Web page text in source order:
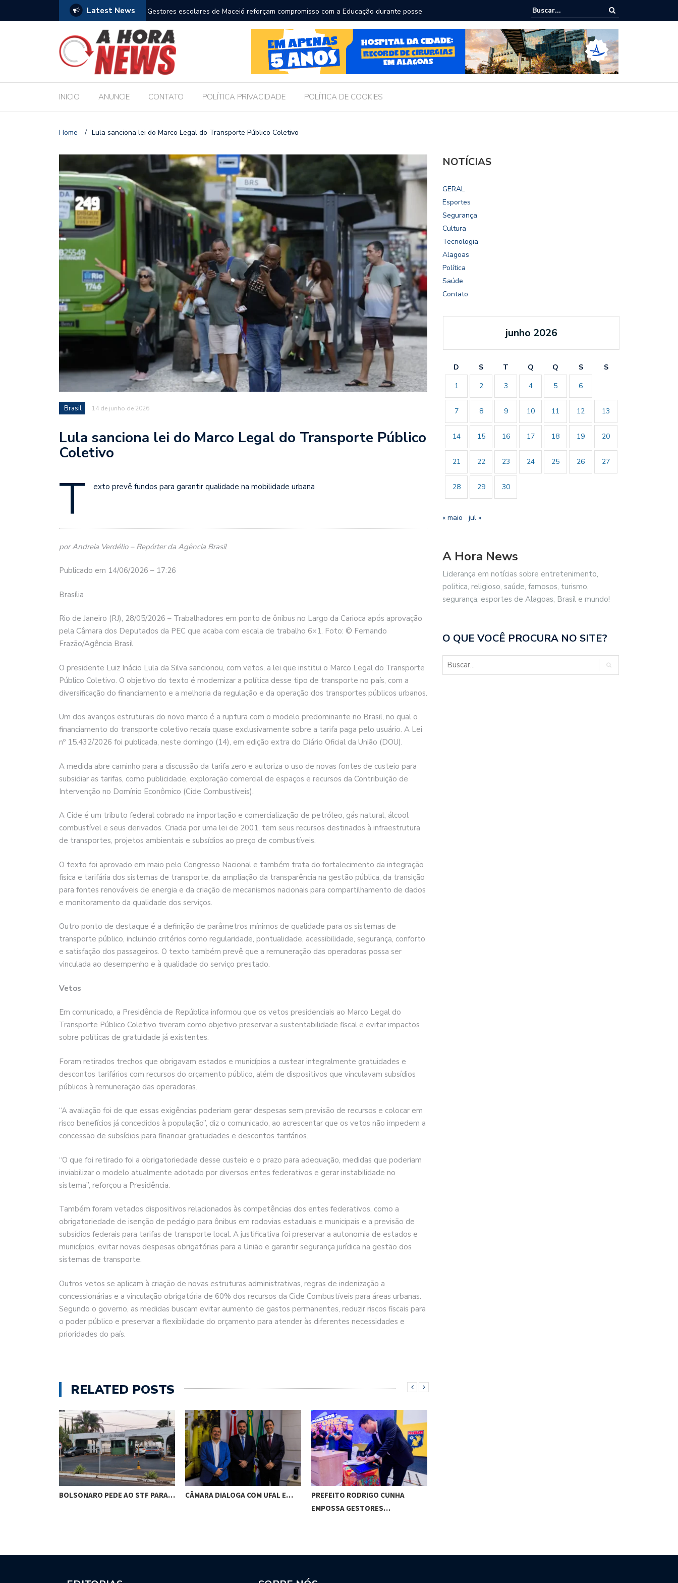
Latest News
com a Educação durante posse Bolsonaro pede ao STF para receber os filhos no Dia dos Pais
Câmara dialoga com UFAL e Faculdade de Coimbra sobre parcerias para
Legislativo
INICIO ANUNCIE CONTATO POLÍTICA PRIVACIDADE POLÍTICA DE COOKIES
Home / Lula sanciona lei do Marco Legal do Transporte Público Coletivo
Brasil 14 de junho de 2026
Lula sanciona lei do Marco Legal do Transporte Público
Coletivo
T exto prevê fundos para garantir qualidade na mobilidade urbana
por Andreia Verdélio – Repórter da Agência Brasil
Publicado em 14/06/2026 – 17:26
Brasília
Rio de Janeiro (RJ), 28/05/2026 – Trabalhadores em ponto de ônibus no Largo da Carioca após aprovação
pela Câmara dos Deputados da PEC que acaba com escala de trabalho 6×1. Foto: © Fernando
Frazão/Agência Brasil
O presidente Luiz Inácio Lula da Silva sancionou, com vetos, a lei que institui o Marco Legal do Transporte
Público Coletivo. O objetivo do texto é modernizar a política desse tipo de transporte no país, com a
diversificação do financiamento e a melhoria da regulação e da operação dos transportes públicos urbanos.
Um dos avanços estruturais do novo marco é a ruptura com o modelo predominante no Brasil, no qual o
financiamento do transporte coletivo recaía quase exclusivamente sobre a tarifa paga pelo usuário. A Lei
nº 15.432/2026 foi publicada, neste domingo (14), em edição extra do Diário Oficial da União (DOU).
A medida abre caminho para a discussão da tarifa zero e autoriza o uso de novas fontes de custeio para
subsidiar as tarifas, como publicidade, exploração comercial de espaços e recursos da Contribuição de
Intervenção no Domínio Econômico (Cide Combustíveis).
A Cide é um tributo federal cobrado na importação e comercialização de petróleo, gás natural, álcool
combustível e seus derivados. Criada por uma lei de 2001, tem seus recursos destinados à infraestrutura
de transportes, projetos ambientais e subsídios ao preço de combustíveis.
O texto foi aprovado em maio pelo Congresso Nacional e também trata do fortalecimento da integração
física e tarifária dos sistemas de transporte, da ampliação da transparência na gestão pública, da transição
para fontes renováveis de energia e da criação de mecanismos nacionais para compartilhamento de dados
e monitoramento da qualidade dos serviços.
Outro ponto de destaque é a definição de parâmetros mínimos de qualidade para os sistemas de
transporte público, incluindo critérios como regularidade, pontualidade, acessibilidade, segurança, conforto
e satisfação dos passageiros. O texto também prevê que a remuneração das operadoras possa ser
vinculada ao desempenho e à qualidade do serviço prestado.
Vetos
Em comunicado, a Presidência de República informou que os vetos presidenciais ao Marco Legal do
Transporte Público Coletivo tiveram como objetivo preservar a sustentabilidade fiscal e evitar impactos
sobre políticas de gratuidade já existentes.
Foram retirados trechos que obrigavam estados e municípios a custear integralmente gratuidades e
descontos tarifários com recursos do orçamento público, além de dispositivos que vinculavam subsídios
públicos à remuneração das operadoras.
“A avaliação foi de que essas exigências poderiam gerar despesas sem previsão de recursos e colocar em
risco benefícios já concedidos à população”, diz o comunicado, ao acrescentar que os vetos não impedem a
concessão de subsídios para financiar gratuidades e descontos tarifários.
“O que foi retirado foi a obrigatoriedade desse custeio e o prazo para adequação, medidas que poderiam
inviabilizar o modelo atualmente adotado por diversos entes federativos e gerar instabilidade no
sistema”, reforçou a Presidência.
Também foram vetados dispositivos relacionados às competências dos entes federativos, como a
obrigatoriedade de isenção de pedágio para ônibus em rodovias estaduais e municipais e a previsão de
subsídios federais para tarifas de transporte local. A justificativa foi preservar a autonomia de estados e
municípios, evitar novas despesas obrigatórias para a União e garantir segurança jurídica na gestão dos
sistemas de transporte.
Outros vetos se aplicam à criação de novas estruturas administrativas, regras de indenização a
concessionárias e a vinculação obrigatória de 60% dos recursos da Cide Combustíveis para áreas urbanas.
Segundo o governo, as medidas buscam evitar aumento de gastos permanentes, reduzir riscos fiscais para
o poder público e preservar a flexibilidade do orçamento para atender às diferentes necessidades e
prioridades do país.
RELATED POSTS
BOLSONARO PEDE AO STF PARA… CÂMARA DIALOGA COM UFAL E…
PREFEITO RODRIGO CUNHA
EMPOSSA GESTORES…
NOTÍCIAS
GERAL
Esportes
Segurança
Cultura
Tecnologia
Alagoas
Política
Saúde
Contato
junho 2026
D S T Q Q S
S
1
2 3 4 5 6
7 8 9 10 11 12 13
14 15 16 17 18 19 20
21 22 23 24 25 26 27
28 29 30
« maio jul »
A Hora News
Liderança em notícias sobre entretenimento,
politica, religioso, saúde, famosos, turismo,
segurança, esportes de Alagoas, Brasil e mundo!
O QUE VOCÊ PROCURA NO SITE?